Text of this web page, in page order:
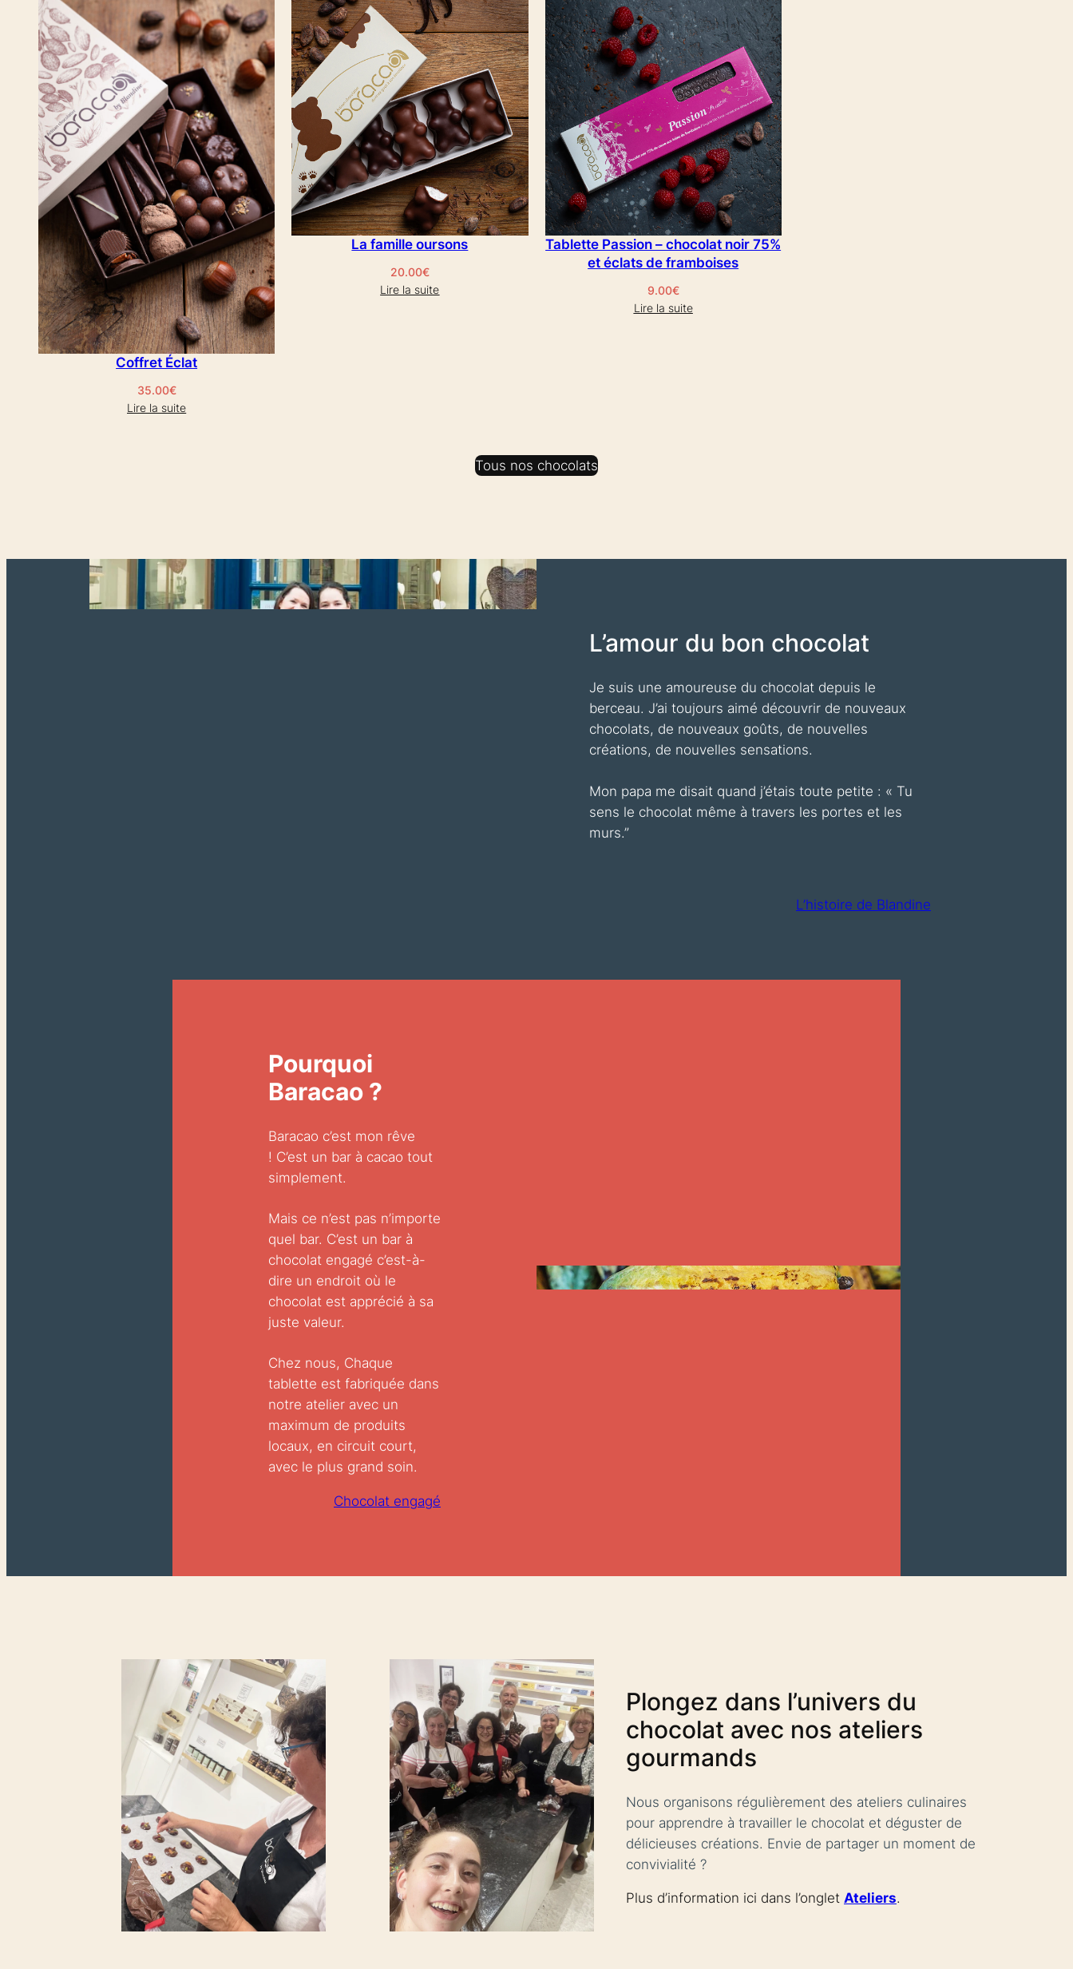
Coffret Éclat
35.00€
Lire la suite
La famille oursons
20.00€
Lire la suite
Tablette Passion – chocolat noir 75%
et éclats de framboises
9.00€
Lire la suite
Tous nos chocolats
L’amour du bon chocolat
Je suis une amoureuse du chocolat depuis le
berceau. J’ai toujours aimé découvrir de nouveaux
chocolats, de nouveaux goûts, de nouvelles
créations, de nouvelles sensations.
Mon papa me disait quand j’étais toute petite : « Tu
sens le chocolat même à travers les portes et les
murs.”
L’histoire de Blandine
Pourquoi
Baracao ?
Baracao c’est mon rêve
! C’est un bar à cacao tout
simplement.
Mais ce n’est pas n’importe
quel bar. C’est un bar à
chocolat engagé c’est-à-
dire un endroit où le
chocolat est apprécié à sa
juste valeur.
Chez nous, Chaque
tablette est fabriquée dans
notre atelier avec un
maximum de produits
locaux, en circuit court,
avec le plus grand soin.
Chocolat engagé
Plongez dans l’univers du
chocolat avec nos ateliers
gourmands
Nous organisons régulièrement des ateliers culinaires
pour apprendre à travailler le chocolat et déguster de
délicieuses créations. Envie de partager un moment de
convivialité ?
Plus d’information ici dans l’onglet Ateliers.